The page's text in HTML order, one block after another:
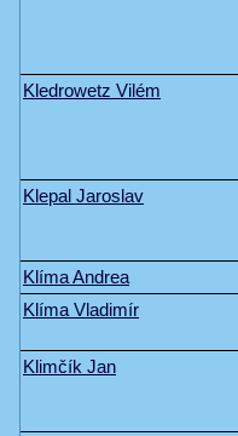
Kledrowetz Vilém
Klepal Jaroslav
Klíma Andrea
Klíma Vladimír
Klimčík Jan